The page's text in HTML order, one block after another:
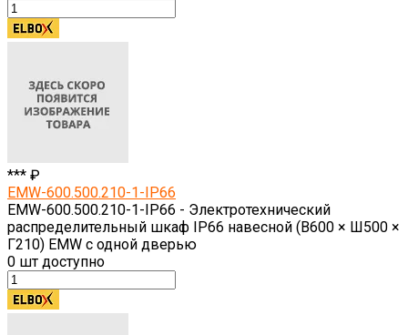
*** ₽
EMW-600.500.210-1-IP66
EMW-600.500.210-1-IP66 - Электротехнический
распределительный шкаф IP66 навесной (В600 × Ш500 ×
Г210) EMW c одной дверью
0 шт доступно